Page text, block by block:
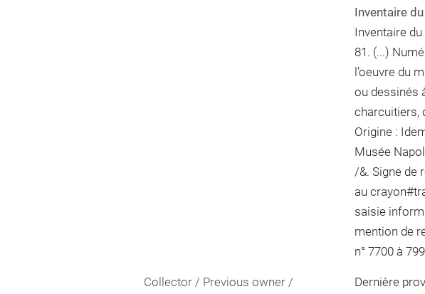
Inventaire
Inventaire
81. (...)
l'oeuvre du
ou dessinés
charcuitiers,
Origine :
Musée
/&. Signe de
au crayon#
saisie
mention de
n° 7700 à
Collector / Previous owner /
Dernière